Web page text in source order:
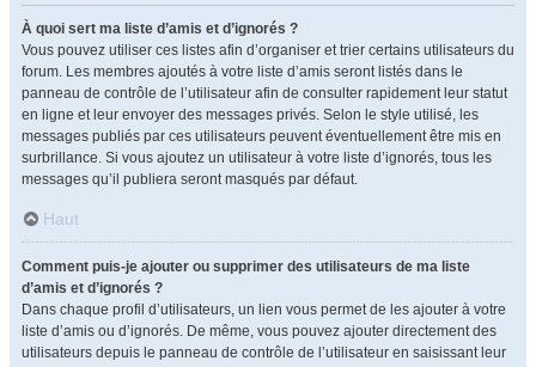
À quoi sert ma liste d’amis et d’ignorés ?
Vous pouvez utiliser ces listes afin d’organiser et trier certains utilisateurs du
forum. Les membres ajoutés à votre liste d’amis seront listés dans le
panneau de contrôle de l’utilisateur afin de consulter rapidement leur statut
en ligne et leur envoyer des messages privés. Selon le style utilisé, les
messages publiés par ces utilisateurs peuvent éventuellement être mis en
surbrillance. Si vous ajoutez un utilisateur à votre liste d’ignorés, tous les
messages qu’il publiera seront masqués par défaut.
Haut
Comment puis-je ajouter ou supprimer des utilisateurs de ma liste
d’amis et d’ignorés ?
Dans chaque profil d’utilisateurs, un lien vous permet de les ajouter à votre
liste d’amis ou d’ignorés. De même, vous pouvez ajouter directement des
utilisateurs depuis le panneau de contrôle de l’utilisateur en saisissant leur